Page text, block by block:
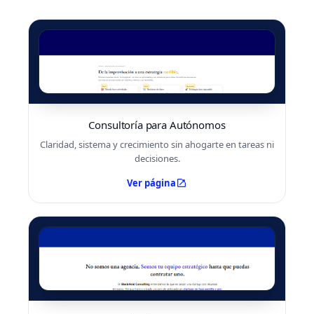
Consultoría para Autónomos
Claridad, sistema y crecimiento sin ahogarte en tareas ni
decisiones.
Ver página